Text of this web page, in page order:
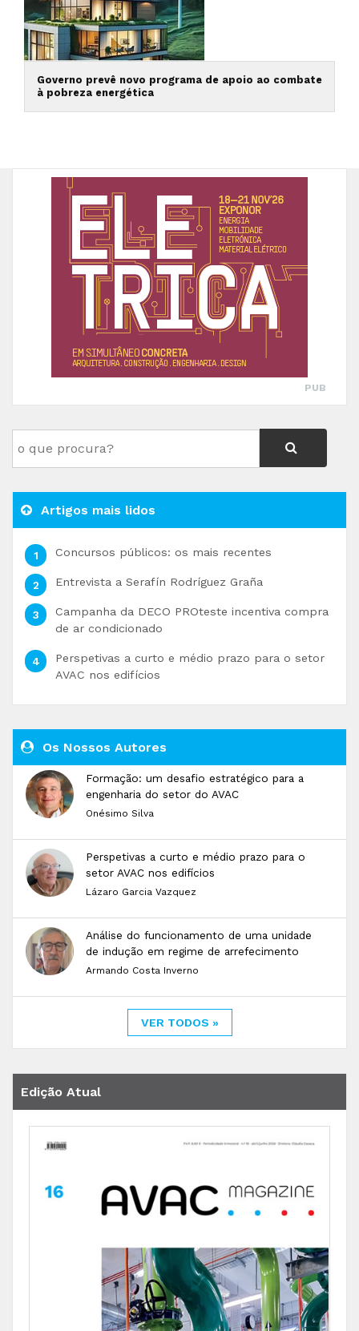
Governo prevê novo programa de apoio ao combate
à pobreza energética
PUB
Artigos mais lidos
Concursos públicos: os mais recentes
Entrevista a Serafín Rodríguez Graña
Campanha da DECO PROteste incentiva compra
de ar condicionado
Perspetivas a curto e médio prazo para o setor
AVAC nos edifícios
Os Nossos Autores
Formação: um desafio estratégico para a
engenharia do setor do AVAC
Onésimo Silva
Perspetivas a curto e médio prazo para o
setor AVAC nos edifícios
Lázaro Garcia Vazquez
Análise do funcionamento de uma unidade
de indução em regime de arrefecimento
Armando Costa Inverno
VER TODOS »
Edição Atual